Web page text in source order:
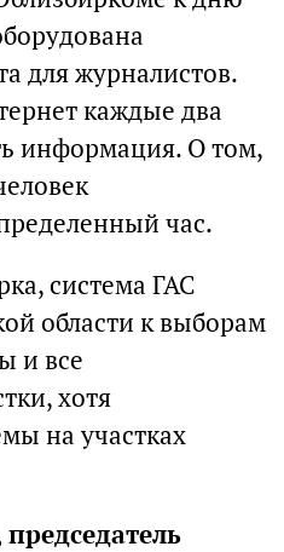
для журналистов.
каждые два
информация. О том,
час.
система ГАС
области к выборам
и все
хотя
на участках